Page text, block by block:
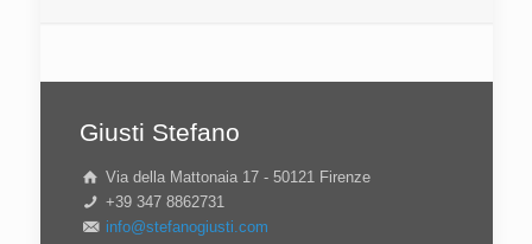
Giusti Stefano
Via della Mattonaia 17 - 50121 Firenze
+39 347 8862731
info@stefanogiusti.com